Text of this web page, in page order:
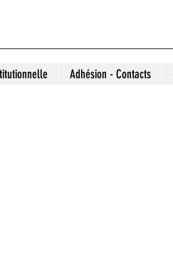
Adhésion - Contacts